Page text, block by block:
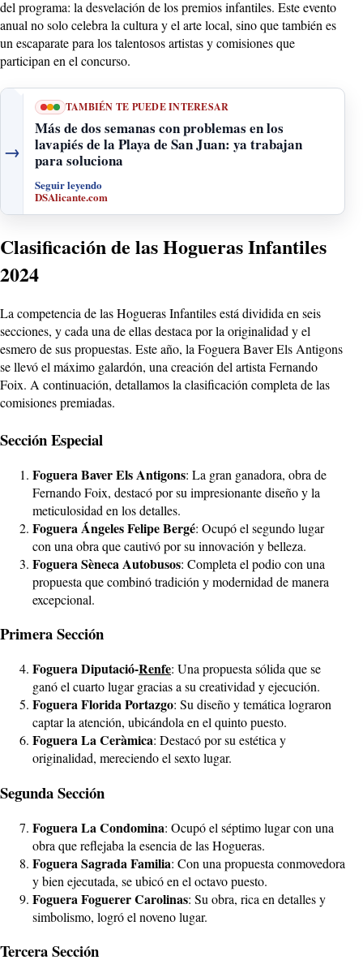
del programa: la desvelación de los premios infantiles. Este evento
anual no solo celebra la cultura y el arte local, sino que también es
un escaparate para los talentosos artistas y comisiones que
participan en el concurso.
→
TAMBIÉN TE PUEDE INTERESAR
Más de dos semanas con problemas en los
lavapiés de la Playa de San Juan: ya trabajan
para soluciona
Seguir leyendo
DSAlicante.com
Clasificación de las Hogueras Infantiles
2024
La competencia de las Hogueras Infantiles está dividida en seis
secciones, y cada una de ellas destaca por la originalidad y el
esmero de sus propuestas. Este año, la Foguera Baver Els Antigons
se llevó el máximo galardón, una creación del artista Fernando
Foix. A continuación, detallamos la clasificación completa de las
comisiones premiadas.
Sección Especial
Foguera Baver Els Antigons: La gran ganadora, obra de
Fernando Foix, destacó por su impresionante diseño y la
meticulosidad en los detalles.
Foguera Ángeles Felipe Bergé: Ocupó el segundo lugar
con una obra que cautivó por su innovación y belleza.
Foguera Sèneca Autobusos: Completa el podio con una
propuesta que combinó tradición y modernidad de manera
excepcional.
Primera Sección
Foguera Diputació-Renfe: Una propuesta sólida que se
ganó el cuarto lugar gracias a su creatividad y ejecución.
Foguera Florida Portazgo: Su diseño y temática lograron
captar la atención, ubicándola en el quinto puesto.
Foguera La Ceràmica: Destacó por su estética y
originalidad, mereciendo el sexto lugar.
Segunda Sección
Foguera La Condomina: Ocupó el séptimo lugar con una
obra que reflejaba la esencia de las Hogueras.
Foguera Sagrada Familia: Con una propuesta conmovedora
y bien ejecutada, se ubicó en el octavo puesto.
Foguera Foguerer Carolinas: Su obra, rica en detalles y
simbolismo, logró el noveno lugar.
Tercera Sección